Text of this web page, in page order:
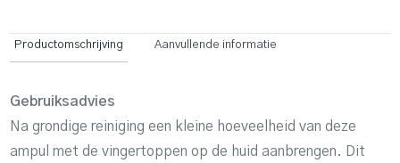
Productomschrijving Aanvullende informatie
Gebruiksadvies
Na grondige reiniging een kleine hoeveelheid van deze
ampul met de vingertoppen op de huid aanbrengen. Dit